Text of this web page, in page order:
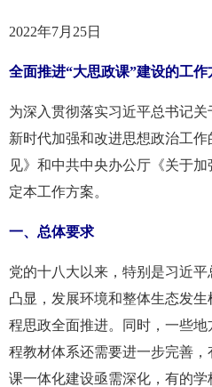
2022年7月25日
全面推进“大思政课”建设的工作
为深入贯彻落实习近平总书记
新时代加强和改进思想政治工
见》和中共中央办公厅《关于
定本工作方案。
一、总体要求
党的十八大以来，特别是习近
凸显，发展环境和整体生态发
程思政全面推进。同时，一些
程教材体系还需要进一步完善
课一体化建设亟需深化，有的